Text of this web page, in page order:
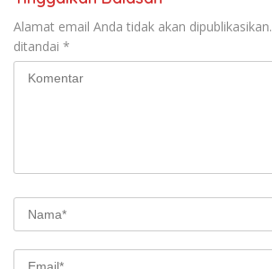
Alamat email Anda tidak akan dipublikasikan.
ditandai *